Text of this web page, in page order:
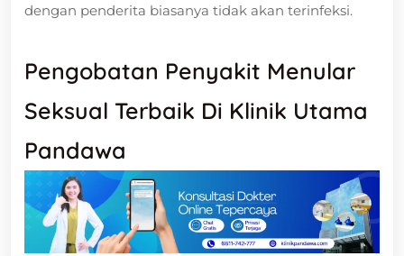
dengan penderita biasanya tidak akan terinfeksi.
Pengobatan Penyakit Menular
Seksual Terbaik Di Klinik Utama
Pandawa